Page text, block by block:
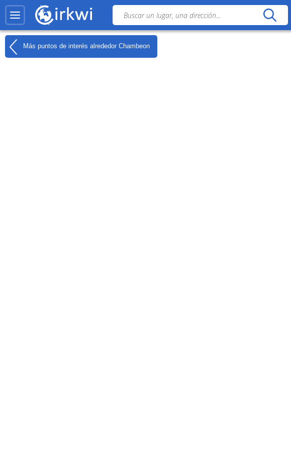
Más puntos de interés alrededor Chambeon